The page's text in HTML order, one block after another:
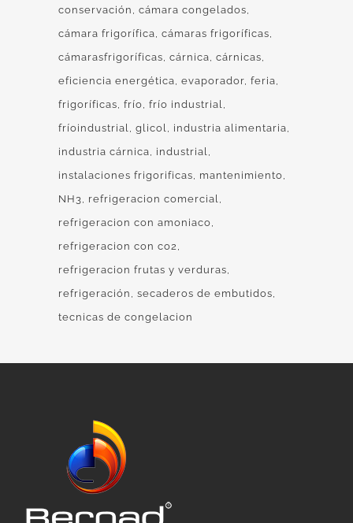
conservación
cámara congelados
cámara frigorífica cámaras frigoríficas
cámarasfrigoríficas cárnica cárnicas
eficiencia energética evaporador feria
frigoríficas frío frío industrial
fríoindustrial
glicol
industria alimentaria
industria cárnica
industrial
instalaciones frigorificas
mantenimiento
NH3
refrigeracion comercial
refrigeracion con amoniaco
refrigeracion con co2
refrigeracion frutas y verduras
refrigeración
secaderos de embutidos
tecnicas de congelacion